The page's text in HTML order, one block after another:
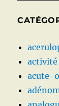
activité
acute-